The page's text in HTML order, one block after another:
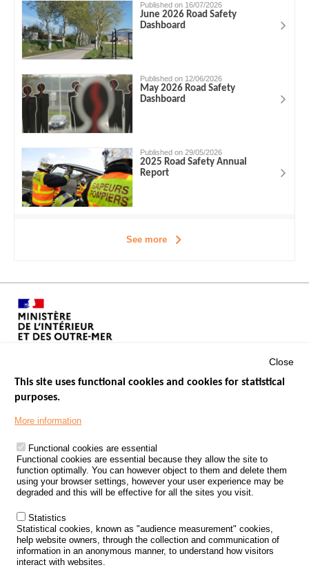
Published on 16/07/2026
June 2026 Road Safety
Dashboard
Published on 12/06/2026
May 2026 Road Safety
Dashboard
Published on 29/05/2026
2025 Road Safety Annual
Report
See more
Footer
PROCESSING OF PERSONAL DATA FROM ROAD ACCIDENTS
KNOWLEDGE CENTRE
CALL FOR RESEARCH PROJECTS
ROAD SAFETY POLICY
Outils
EVENTS
Close
This site uses functional cookies and cookies for statistical
purposes.
More information
Functional cookies are essential
Functional cookies are essential because they allow the site to
function optimally. You can however object to them and delete them
using your browser settings, however your user experience may be
degraded and this will be effective for all the sites you visit.
Statistics
Statistical cookies, known as "audience measurement" cookies,
help website owners, through the collection and communication of
information in an anonymous manner, to understand how visitors
interact with websites.